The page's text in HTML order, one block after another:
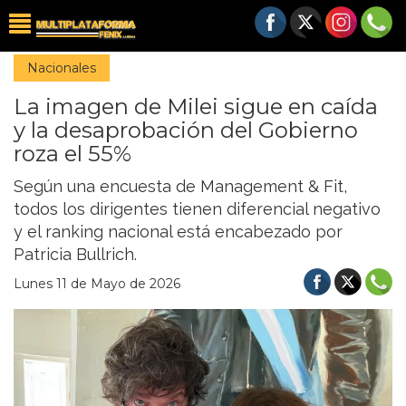
Nacionales
La imagen de Milei sigue en caída
y la desaprobación del Gobierno
roza el 55%
Según una encuesta de Management & Fit,
todos los dirigentes tienen diferencial negativo
y el ranking nacional está encabezado por
Patricia Bullrich.
Lunes 11 de Mayo de 2026